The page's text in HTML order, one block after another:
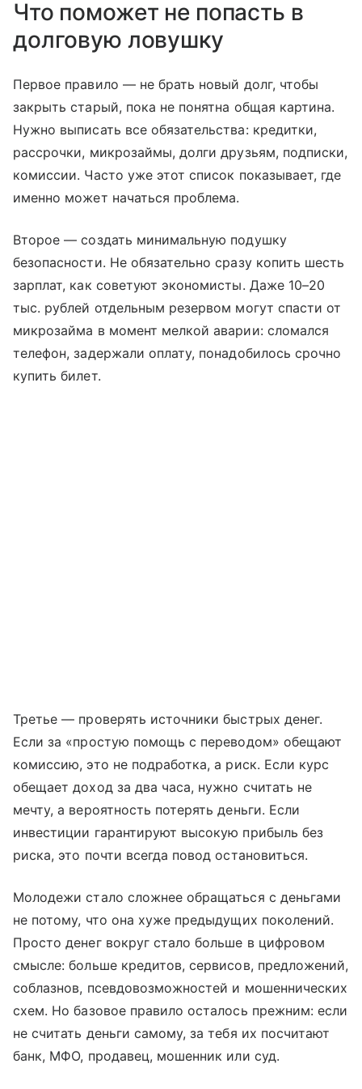
Что поможет не попасть в
долговую ловушку
Первое правило — не брать новый долг, чтобы
закрыть старый, пока не понятна общая картина.
Нужно выписать все обязательства: кредитки,
рассрочки, микрозаймы, долги друзьям, подписки,
комиссии. Часто уже этот список показывает, где
именно может начаться проблема.
Второе — создать минимальную подушку
безопасности. Не обязательно сразу копить шесть
зарплат, как советуют экономисты. Даже 10–20
тыс. рублей отдельным резервом могут спасти от
микрозайма в момент мелкой аварии: сломался
телефон, задержали оплату, понадобилось срочно
купить билет.
Третье — проверять источники быстрых денег.
Если за «простую помощь с переводом» обещают
комиссию, это не подработка, а риск. Если курс
обещает доход за два часа, нужно считать не
мечту, а вероятность потерять деньги. Если
инвестиции гарантируют высокую прибыль без
риска, это почти всегда повод остановиться.
Молодежи стало сложнее обращаться с деньгами
не потому, что она хуже предыдущих поколений.
Просто денег вокруг стало больше в цифровом
смысле: больше кредитов, сервисов, предложений,
соблазнов, псевдовозможностей и мошеннических
схем. Но базовое правило осталось прежним: если
не считать деньги самому, за тебя их посчитают
банк, МФО, продавец, мошенник или суд.